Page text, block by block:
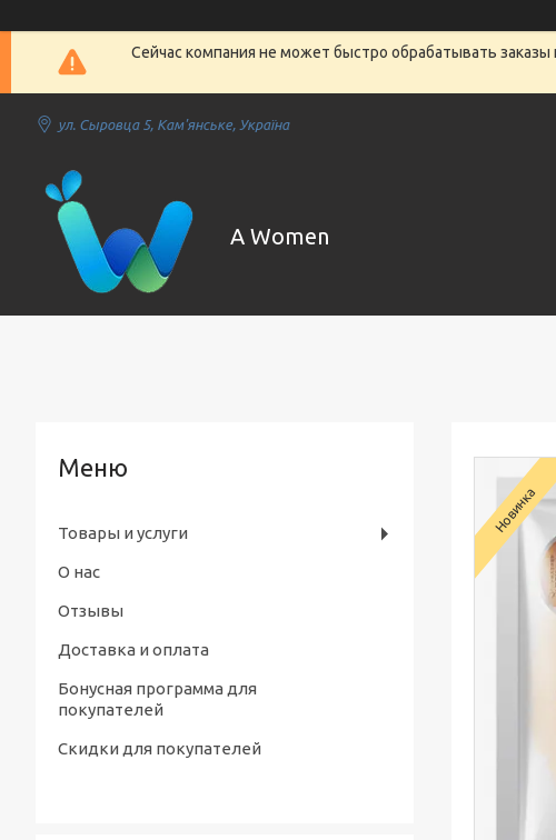
Сейчас компания не может быстро обрабатывать
ул. Сыровца 5, Кам'янське, Україна
A Women
Новинка
Товары и услуги
О нас
Отзывы
Доставка и оплата
Бонусная программа для
покупателей
Скидки для покупателей